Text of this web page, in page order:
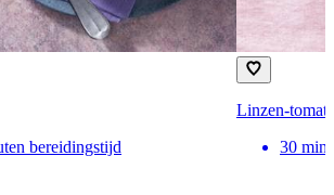
bereidingstijd
Linzen-
30 min